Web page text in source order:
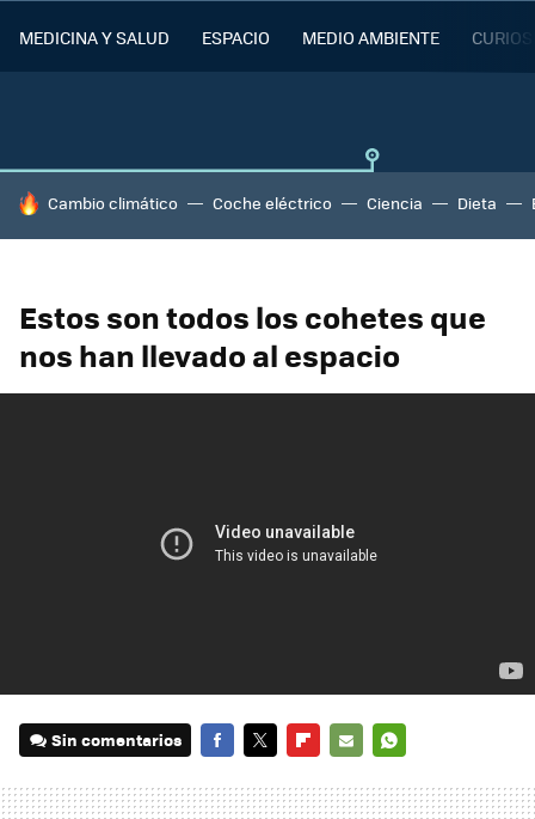
MEDICINA Y SALUD ESPACIO MEDIO AMBIENTE
HOY SE HABLA DE
Cambio climático Coche eléctrico Ciencia Dieta
Estos son todos los cohetes que
nos han llevado al espacio
Sin comentarios
MAIL